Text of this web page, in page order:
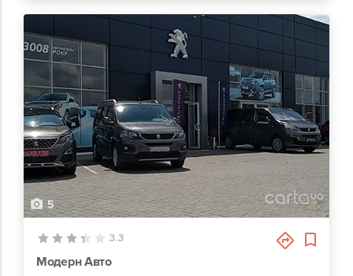
5
3.3
Модерн Авто